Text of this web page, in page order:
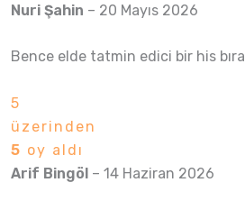
Nuri Şahin – 20 Mayıs 2026
Bence elde tatmin edici bir his
5
üzerinden
5 oy aldı
Arif Bingöl – 14 Haziran 2026